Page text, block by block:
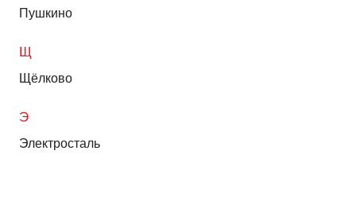
Пушкино
Щ
Щёлково
Э
Электросталь